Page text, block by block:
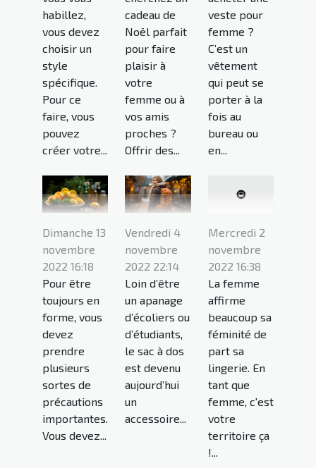
habillez,
vous devez
choisir un
style
spécifique.
Pour ce
faire, vous
pouvez
créer votre...
cadeau de
Noël parfait
pour faire
plaisir à
votre
femme ou à
vos amis
proches ?
Offrir des...
veste pour
femme ?
C’est un
vêtement
qui peut se
porter à la
fois au
bureau ou
en...
Dimanche 13
novembre
2022 16:18
Pour être
toujours en
forme, vous
devez
prendre
plusieurs
sortes de
précautions
importantes.
Vous devez...
Vendredi 4
novembre
2022 22:14
Loin d’être
un apanage
d’écoliers ou
d’étudiants,
le sac à dos
est devenu
aujourd’hui
un
accessoire...
Mercredi 2
novembre
2022 16:38
La femme
affirme
beaucoup sa
féminité de
part sa
lingerie. En
tant que
femme, c'est
votre
territoire ça
!...